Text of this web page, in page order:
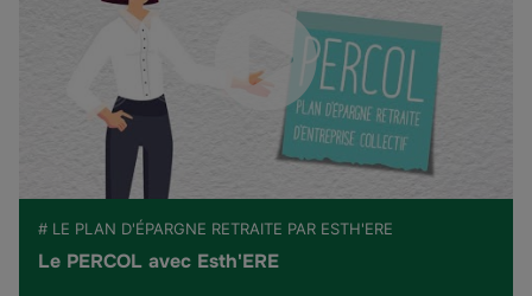
# LE PLAN D'ÉPARGNE RETRAITE PAR ESTH'ERE
Le PERCOL avec Esth'ERE